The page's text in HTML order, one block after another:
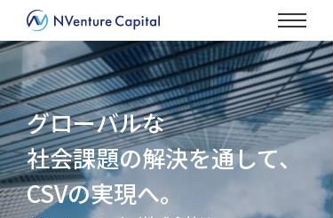
グローバルな
社会課題の解決を通して、
CSVの実現へ。